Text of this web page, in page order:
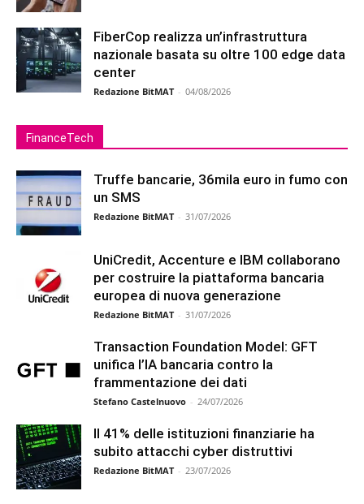
FiberCop realizza un’infrastruttura
nazionale basata su oltre 100 edge data
center
Redazione BitMAT - 04/08/2026
FinanceTech
Truffe bancarie, 36mila euro in fumo con
un SMS
Redazione BitMAT - 31/07/2026
UniCredit, Accenture e IBM collaborano
per costruire la piattaforma bancaria
europea di nuova generazione
Redazione BitMAT - 31/07/2026
Transaction Foundation Model: GFT
unifica l’IA bancaria contro la
frammentazione dei dati
Stefano Castelnuovo - 24/07/2026
Il 41% delle istituzioni finanziarie ha
subito attacchi cyber distruttivi
Redazione BitMAT - 23/07/2026